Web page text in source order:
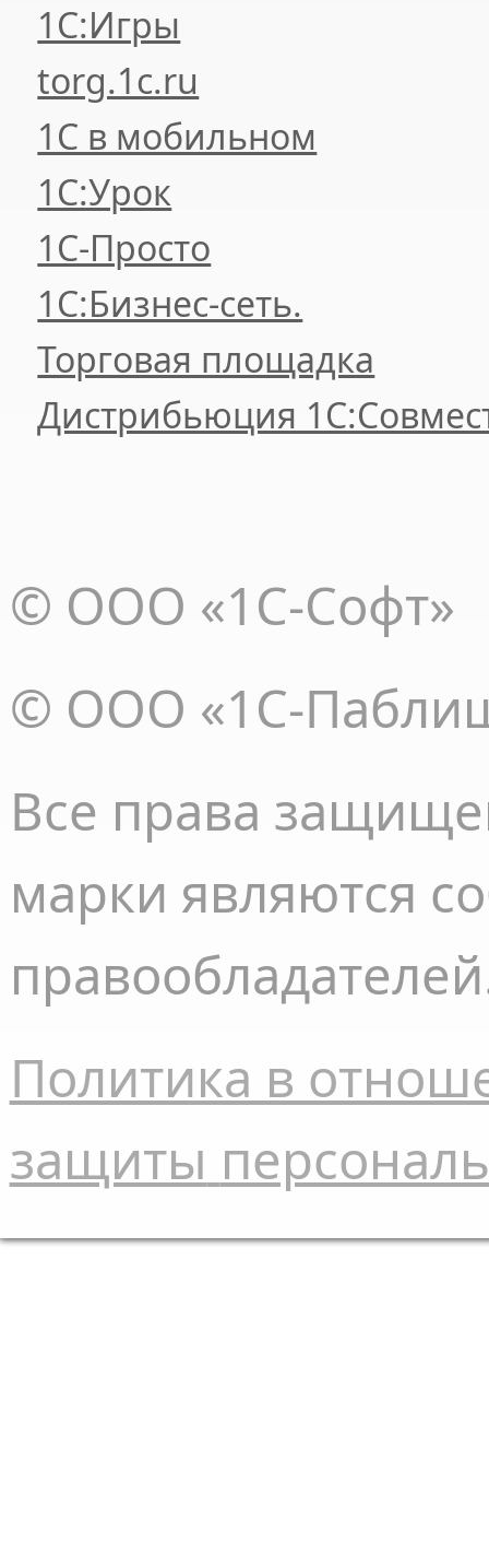
1С:Игры
torg.1c.ru
1С в мобильном
1С:Урок
1C-Просто
1С:Бизнес-сеть.
Торговая площадка
Дистрибьюция
© ООО «1С-Софт»
© ООО «1С-
Все права
марки являются
Политика в
защиты